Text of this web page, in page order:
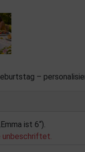
–
ist 6“).
unbeschriftet.